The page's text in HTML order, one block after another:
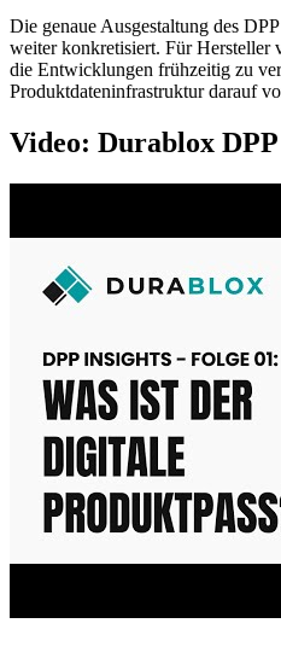
Die genaue Ausgestaltung des
weiter konkretisiert. Für Hersteller
die Entwicklungen frühzeitig zu
Produktdateninfrastruktur darauf
Video: Durablox